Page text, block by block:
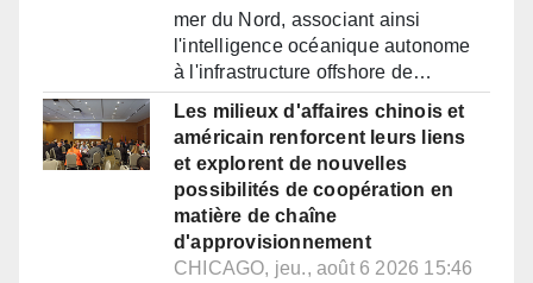
mer du Nord, associant ainsi
l'intelligence océanique autonome
à l'infrastructure offshore de…
Les milieux d'affaires chinois et
américain renforcent leurs liens
et explorent de nouvelles
possibilités de coopération en
matière de chaîne
d'approvisionnement
CHICAGO, jeu., août 6 2026 15:46